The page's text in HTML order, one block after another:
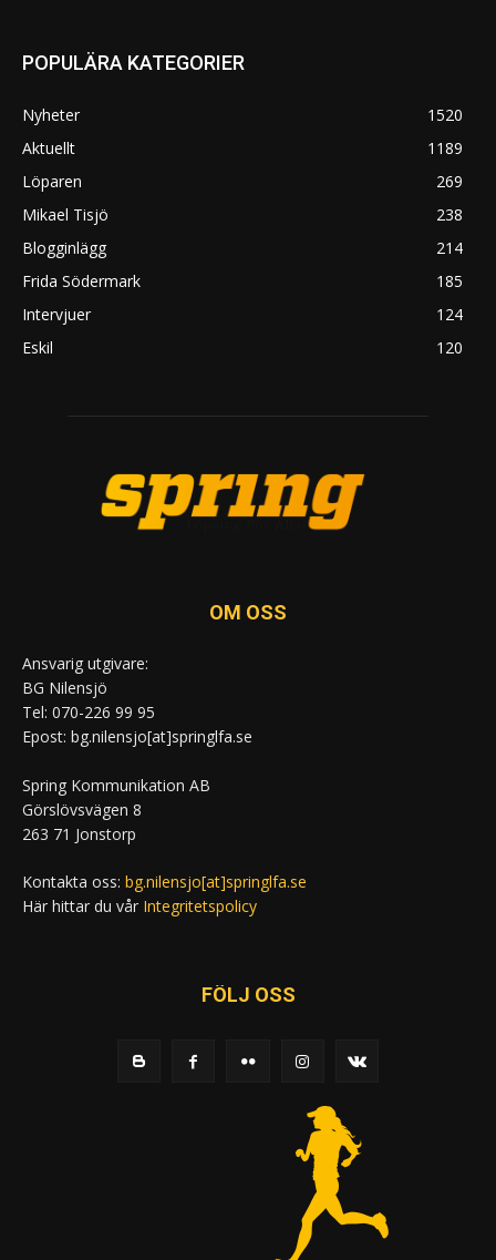
POPULÄRA KATEGORIER
Nyheter
1520
Aktuellt
1189
Löparen
269
Mikael Tisjö
238
Blogginlägg
214
Frida Södermark
185
Intervjuer
124
Eskil
120
OM OSS
Ansvarig utgivare:
BG Nilensjö
Tel: 070-226 99 95
Epost: bg.nilensjo[at]springlfa.se
Spring Kommunikation AB
Görslövsvägen 8
263 71 Jonstorp
Kontakta oss: bg.nilensjo[at]springlfa.se
Här hittar du vår Integritetspolicy
FÖLJ OSS